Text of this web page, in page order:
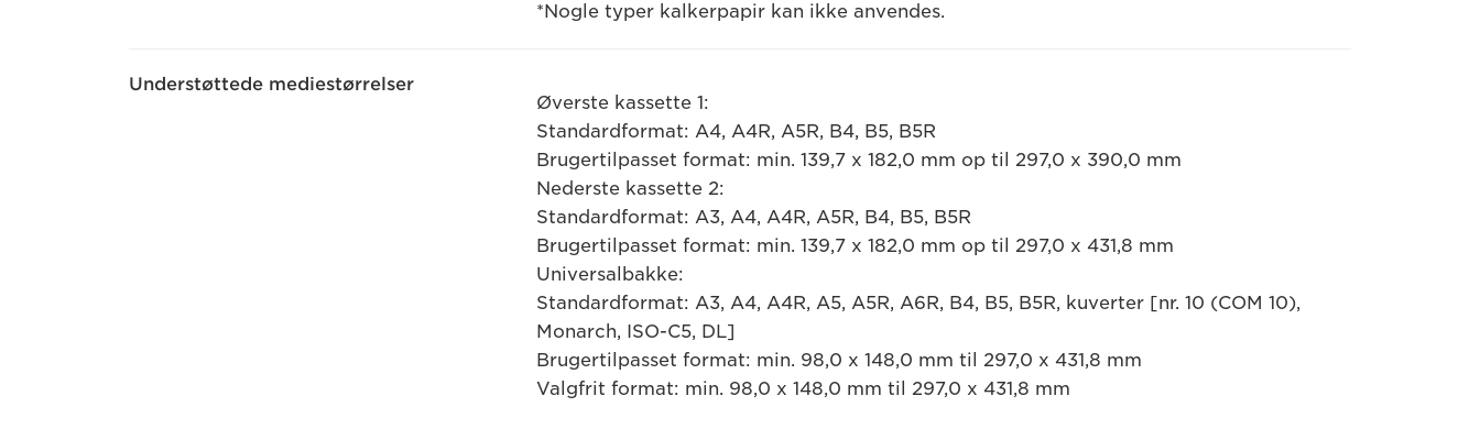
*Nogle typer kalkerpapir kan ikke anvendes.
Understøttede mediestørrelser
Øverste kassette 1:
Standardformat: A4, A4R, A5R, B4, B5, B5R
Brugertilpasset format: min. 139,7 x 182,0 mm op til 297,0 x 390,0 mm
Nederste kassette 2:
Standardformat: A3, A4, A4R, A5R, B4, B5, B5R
Brugertilpasset format: min. 139,7 x 182,0 mm op til 297,0 x 431,8 mm
Universalbakke:
Standardformat: A3, A4, A4R, A5, A5R, A6R, B4, B5, B5R, kuverter [nr. 10 (COM 10),
Monarch, ISO-C5, DL]
Brugertilpasset format: min. 98,0 x 148,0 mm til 297,0 x 431,8 mm
Valgfrit format: min. 98,0 x 148,0 mm til 297,0 x 431,8 mm